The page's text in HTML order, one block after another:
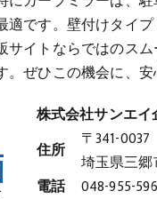
です。壁付けタイ
イトならではのス
ぜひこの機会に、
株式会社サンエイ
住所
〒341-0037
埼玉県三郷
電話
048-955-